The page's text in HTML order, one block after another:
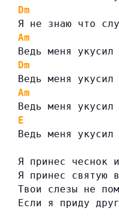
Dm
Я не знаю что
Am
Ведь меня укусил
Dm
Ведь меня укусил
Am
Ведь меня укусил
E
Ведь меня укусил
Я принес чеснок
Я принес святую
Твои слезы не
Если я приду